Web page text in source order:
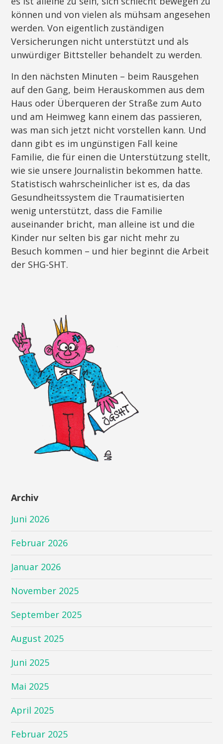
können und von vielen als mühsam angesehen
werden. Von eigentlich zuständigen
Versicherungen nicht unterstützt und als
unwürdiger Bittsteller behandelt zu werden.
In den nächsten Minuten – beim Rausgehen
auf den Gang, beim Herauskommen aus dem
Haus oder Überqueren der Straße zum Auto
und am Heimweg kann einem das passieren,
was man sich jetzt nicht vorstellen kann. Und
dann gibt es im ungünstigen Fall keine
Familie, die für einen die Unterstützung stellt,
wie sie unsere Journalistin bekommen hatte.
Statistisch wahrscheinlicher ist es, da das
Gesundheitssystem die Traumatisierten
wenig unterstützt, dass die Familie
auseinander bricht, man alleine ist und die
Kinder nur selten bis gar nicht mehr zu
Besuch kommen – und hier beginnt die Arbeit
der SHG-SHT.
Archiv
Juni 2026
Februar 2026
Januar 2026
November 2025
September 2025
August 2025
Juni 2025
Mai 2025
April 2025
Februar 2025